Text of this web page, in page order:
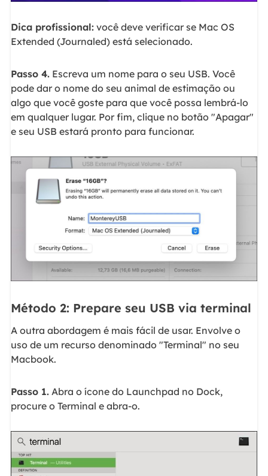
Dica profissional:você deve verificar se Mac OS
Extended (Journaled) está selecionado.
Passo 4.Escreva um nome para o seu USB. Você
pode dar o nome do seu animal de estimação ou
algo que você goste para que você possa lembrá-lo
em qualquer lugar. Por fim, clique no botão "Apagar"
e seu USB estará pronto para funcionar.
Método 2: Prepare seu USB via terminal
A outra abordagem é mais fácil de usar. Envolve o
uso de um recurso denominado "Terminal" no seu
Macbook.
Passo 1.Abra o ícone do Launchpad no Dock,
procure o Terminal e abra-o.